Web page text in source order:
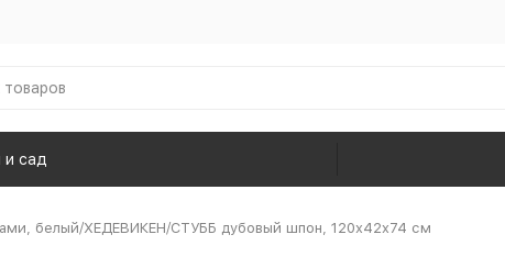
и сад
белый/ХЕДЕВИКЕН/СТУББ дубовый шпон, 120x42x74 см